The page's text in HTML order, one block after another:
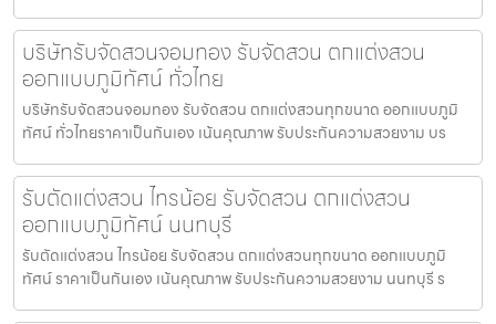
บริษัทรับจัดสวนจอมทอง รับจัดสวน ตกแต่งสวน
ออกแบบภูมิทัศน์ ทั่วไทย
บริษัทรับจัดสวนจอมทอง รับจัดสวน ตกแต่งสวนทุกขนาด ออกแบบภูมิ
ทัศน์ ทั่วไทยราคาเป็นกันเอง เน้นคุณภาพ รับประกันความสวยงาม บร
รับตัดแต่งสวน ไทรน้อย รับจัดสวน ตกแต่งสวน
ออกแบบภูมิทัศน์ นนทบุรี
รับตัดแต่งสวน ไทรน้อย รับจัดสวน ตกแต่งสวนทุกขนาด ออกแบบภูมิ
ทัศน์ ราคาเป็นกันเอง เน้นคุณภาพ รับประกันความสวยงาม นนทบุรี ร